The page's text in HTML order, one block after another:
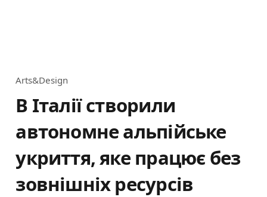
Category
Arts&Design
В Італії створили
автономне альпійське
укриття, яке працює без
зовнішніх ресурсів